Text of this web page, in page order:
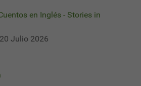
en Inglés - Stories in
Julio 2026